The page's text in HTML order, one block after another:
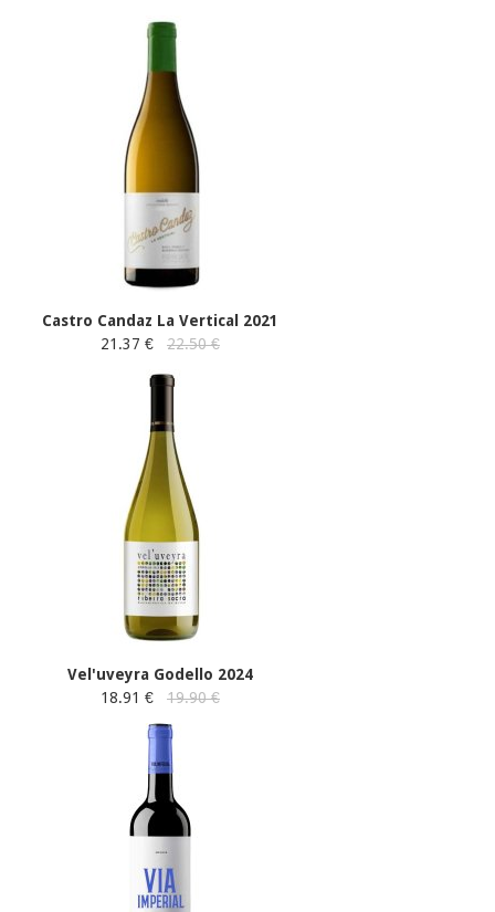
Castro Candaz La Vertical 2021
21.37 €
22.50 €
Vel'uveyra Godello 2024
18.91 €
19.90 €